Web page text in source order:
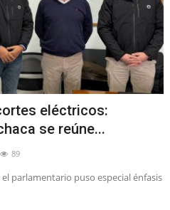
eléctricos:
se reúne...
89
parlamentario puso especial énfasis